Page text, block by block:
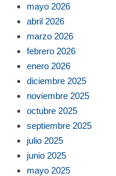
mayo 2026
abril 2026
marzo 2026
febrero 2026
enero 2026
diciembre 2025
noviembre 2025
octubre 2025
septiembre 2025
julio 2025
junio 2025
mayo 2025